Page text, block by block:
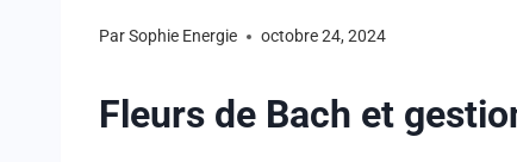
ParSophie Energie octobre 24, 2024
Fleurs de Bach et